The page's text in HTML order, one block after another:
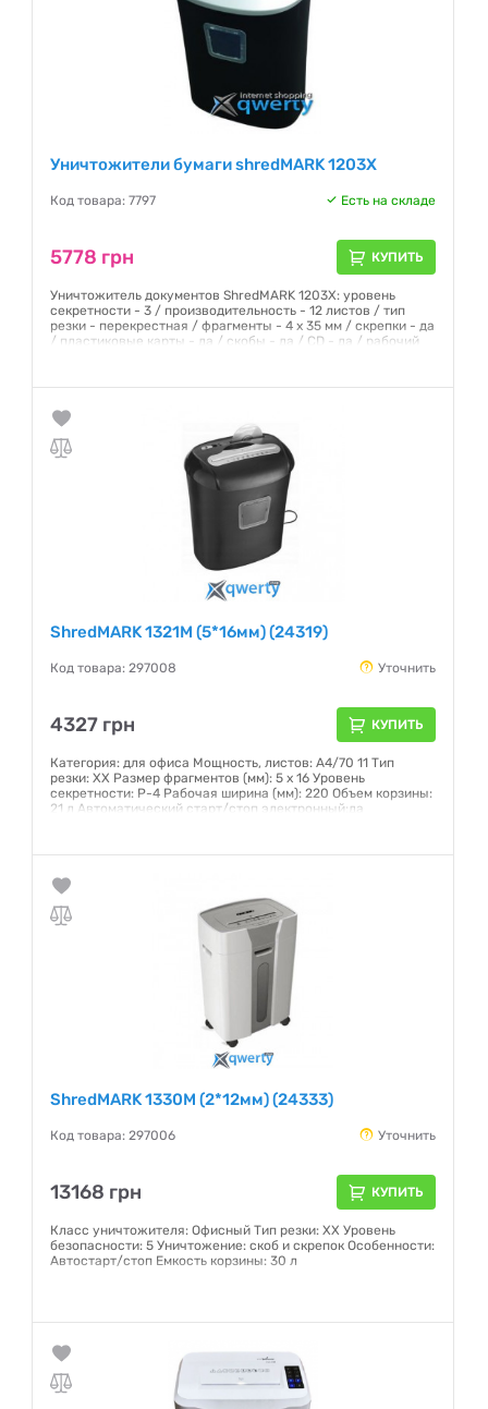
Уничтожители бумаги shredMARK 1203X
Код товара: 7797 Есть на складе
5778 грн КУПИТЬ
Уничтожитель документов ShredMARK 1203X: уровень
секретности - 3 / производительность - 12 листов / тип
резки - перекрестная / фрагменты - 4 x 35 мм / скрепки - да
/ пластиковые карты - да / скобы - да / CD - да / рабочий
Гарантия:12 месяцев
ShredMARK 1321M (5*16мм) (24319)
Код товара: 297008 Уточнить
4327 грн КУПИТЬ
Категория: для офиса Мощность, листов: А4/70 11 Тип
резки: XX Размер фрагментов (мм): 5 x 16 Уровень
секретности: P-4 Рабочая ширина (мм): 220 Объем корзины:
21 л Автоматический старт/стоп электронный:да
ShredMARK 1330M (2*12мм) (24333)
Код товара: 297006 Уточнить
13168 грн КУПИТЬ
Класс уничтожителя: Офисный Тип резки: XX Уровень
безопасности: 5 Уничтожение: скоб и скрепок Особенности:
Автостарт/стоп Емкость корзины: 30 л